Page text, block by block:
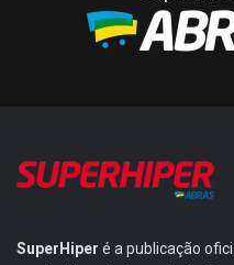
SuperHiper é a publicação